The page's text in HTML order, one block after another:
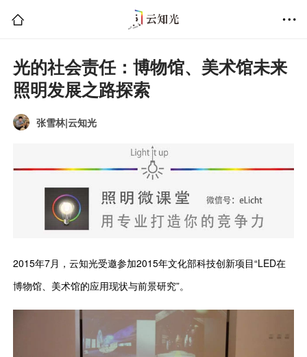
光的社会责任：博物馆、美术馆未来
照明发展之路探索
张雪林|云知光
2015年7月，云知光受邀参加2015年文化部科技创新项目“LED在
博物馆、美术馆的应用现状与前景研究”。